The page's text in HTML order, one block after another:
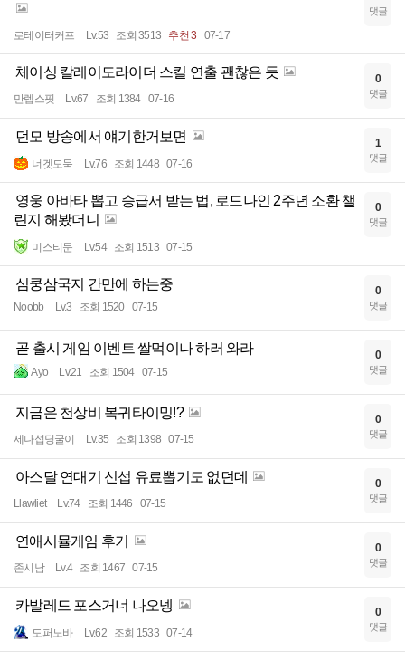
로테이터커프 Lv.53 조회 3513 추천 3 07-17
댓글
체이싱 칼레이도라이더 스킬 연출 괜찮은 듯
만렙스핏 Lv.67 조회 1384 07-16
0
댓글
던모 방송에서 얘기한거보면
너겟도둑 Lv.76 조회 1448 07-16
1
댓글
영웅 아바타 뽑고 승급서 받는 법, 로드나인 2주년 소환 챌
린지 해봤더니
미스티문 Lv.54 조회 1513 07-15
0
댓글
심쿵삼국지 간만에 하는중
Noobb Lv.3 조회 1520 07-15
0
댓글
곧 출시 게임 이벤트 쌀먹이나 하러 와라
Ayo Lv.21 조회 1504 07-15
0
댓글
지금은 천상비 복귀타이밍!?
세나섭딩굴이 Lv.35 조회 1398 07-15
0
댓글
아스달 연대기 신섭 유료뽑기도 없던데
Llawliet Lv.74 조회 1446 07-15
0
댓글
연애시뮬게임 후기
존시남 Lv.4 조회 1467 07-15
0
댓글
카발레드 포스거너 나오넹
도퍼노바 Lv.62 조회 1533 07-14
0
댓글